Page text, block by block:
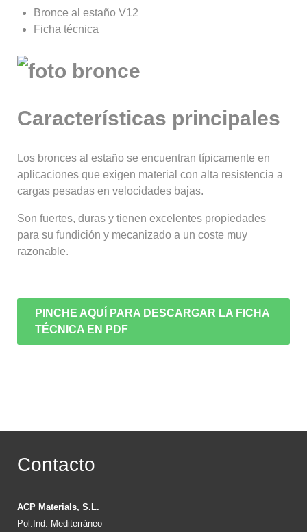
Bronce al estaño V12
Ficha técnica
Características principales
Los bronces al estaño se encuentran típicamente en
aplicaciones que exigen material con alta resistencia a
cargas pesadas en velocidades bajas.
Son fuertes, duras y tienen excelentes propiedades
para su fundición y mecanizado a un coste muy
razonable.
PINCHE AQUÍ PARA DESCARGAR LA FICHA
TÉCNICA EN PDF
Contacto
ACP Materials, S.L.
Pol.Ind. Mediterráneo